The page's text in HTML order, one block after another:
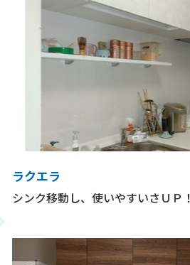
ラクエラ
シンク移動し、使いやすいさＵＰ！